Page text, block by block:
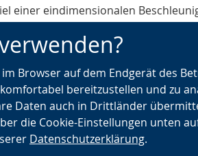
Browser auf dem Endgerät des
bereitzustellen und zu
Daten auch in Drittländer
die Cookie-Einstellungen unten
Datenschutzerklärung.
einer eindimensionalen
nur erhebliche Gefahren für die
Forschung und Lehre in NRW
Datenschutz